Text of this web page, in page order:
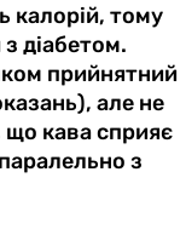
калорій, тому
діабетом.
прийнятний
але не
що кава сприяє
з